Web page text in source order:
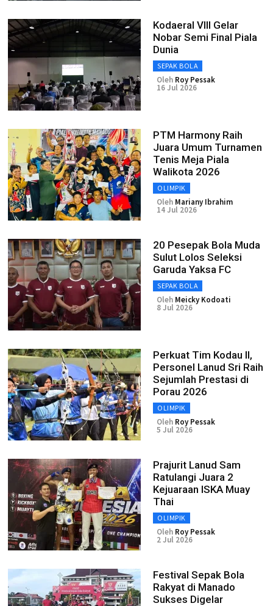
Kodaeral VIII Gelar
Nobar Semi Final Piala
Dunia
SEPAK BOLA
Oleh Roy Pessak
16 Jul 2026
PTM Harmony Raih
Juara Umum Turnamen
Tenis Meja Piala
Walikota 2026
OLIMPIK
Oleh Mariany Ibrahim
14 Jul 2026
20 Pesepak Bola Muda
Sulut Lolos Seleksi
Garuda Yaksa FC
SEPAK BOLA
Oleh Meicky Kodoati
8 Jul 2026
Perkuat Tim Kodau II,
Personel Lanud Sri Raih
Sejumlah Prestasi di
Porau 2026
OLIMPIK
Oleh Roy Pessak
5 Jul 2026
Prajurit Lanud Sam
Ratulangi Juara 2
Kejuaraan ISKA Muay
Thai
OLIMPIK
Oleh Roy Pessak
2 Jul 2026
Festival Sepak Bola
Rakyat di Manado
Sukses Digelar